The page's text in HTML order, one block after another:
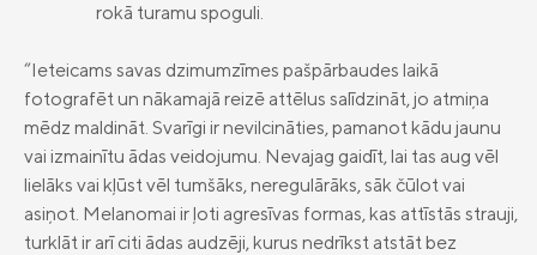
rokā turamu spoguli.
“Ieteicams savas dzimumzīmes pašpārbaudes laikā
fotografēt un nākamajā reizē attēlus salīdzināt, jo atmiņa
mēdz maldināt. Svarīgi ir nevilcināties, pamanot kādu jaunu
vai izmainītu ādas veidojumu. Nevajag gaidīt, lai tas aug vēl
lielāks vai kļūst vēl tumšāks, neregulārāks, sāk čūlot vai
asiņot. Melanomai ir ļoti agresīvas formas, kas attīstās strauji,
turklāt ir arī citi ādas audzēji, kurus nedrīkst atstāt bez